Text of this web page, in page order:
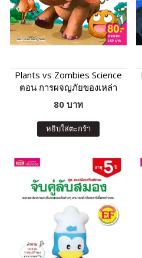
Plants vs Zombies Science
ตอน การผจญภัยของเหล่า
สัตว์อพยพ
80 บาท
หยิบใส่ตะกร้า